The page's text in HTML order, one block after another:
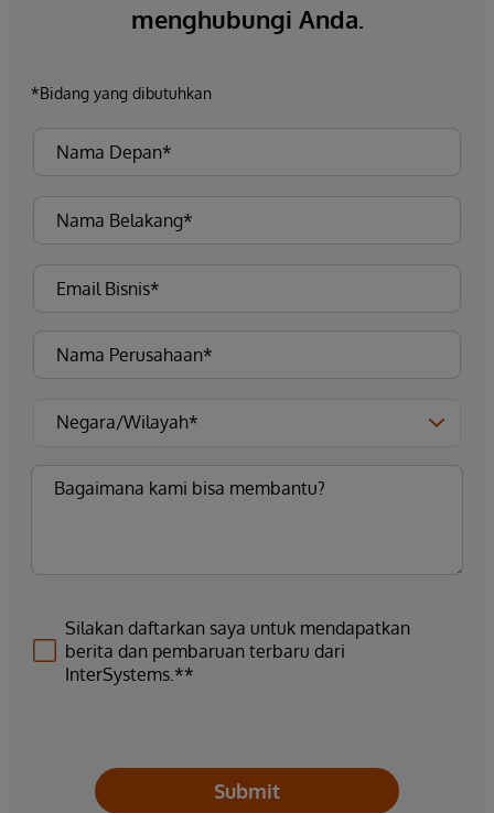
menghubungi Anda.
*Bidang yang dibutuhkan
Silakan daftarkan saya untuk mendapatkan
berita dan pembaruan terbaru dari
InterSystems.**
Submit